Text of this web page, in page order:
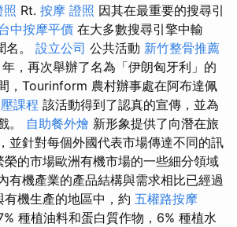
照 Rt. 按摩 證照 因其在最重要的搜尋引
中按摩平價 在大多數搜尋引擎中輸
名。 設立公司 公共活動 新竹整骨推薦
年，再次舉辦了名為「伊朗匈牙利」的
，Tourinform 農村辦事處在阿布達佩
課程 該活動得到了認真的宣傳，並為
。 自助餐外燴 新形象提供了向潛在旅
並針對每個外國代表市場傳達不同的訊
榮的市場歐洲有機市場的一些細分領域
有機產業的產品結構與需求相比已經過
有機生產的地區中，約 五權路按摩
種植油料和蛋白質作物，6% 種植水